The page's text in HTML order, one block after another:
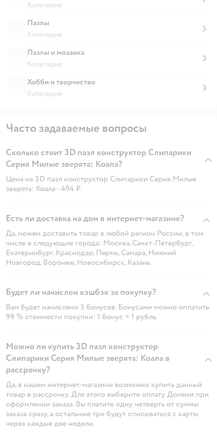
Категория
Пазлы
Категория
Пазлы и мозаика
Категория
Хобби и творчество
Категория
Часто задаваемые вопросы
Сколько стоит 3D пазл конструктор Слипарики
Серия Милые зверята: Коала?
Цена на 3D пазл конструктор Слипарики Серия Милые
зверята: Коала - 494 ₽.
Есть ли доставка на дом в интернет-магазине?
Да, можем доставить товар в любой регион России, в том
числе в следующие города: Москва, Санкт-Петербург,
Екатеринбург, Краснодар, Пермь, Самара, Нижний
Новгород, Воронеж, Новосибирск, Казань.
Будет ли начислен кэшбэк за покупку?
Вам будет начислено 5 бонусов. Бонусами можно оплатить
99 % стоимости покупки: 1 бонус = 1 рубль.
Можно ли купить 3D пазл конструктор
Слипарики Серия Милые зверята: Коала в
рассрочку?
Да, в нашем интернет-магазине возможно купить данный
товар в рассрочку. Для этого выберите оплату Долями при
оформлении заказа. Вы платите одну четверть от суммы
заказа сразу, а остальные три будут списываться с карты
через каждые две недели.